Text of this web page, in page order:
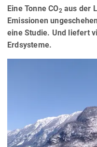
Eine Tonne CO2 aus der
Emissionen
eine Studie. Und liefert
Erdsysteme.